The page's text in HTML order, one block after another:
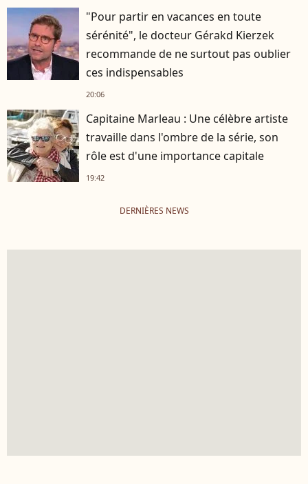
"Pour partir en vacances en toute
sérénité", le docteur Gérakd Kierzek
recommande de ne surtout pas oublier
ces indispensables
20:06
Capitaine Marleau : Une célèbre artiste
travaille dans l'ombre de la série, son
rôle est d'une importance capitale
19:42
DERNIÈRES NEWS